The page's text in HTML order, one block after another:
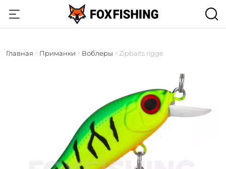
Главная Приманки Воблеры Zipbaits rigge